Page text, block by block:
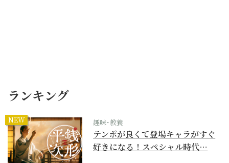
ランキング
NEW 趣味･教養
テンポが良くて登場キャラがすぐ
好きになる！スペシャル時代…